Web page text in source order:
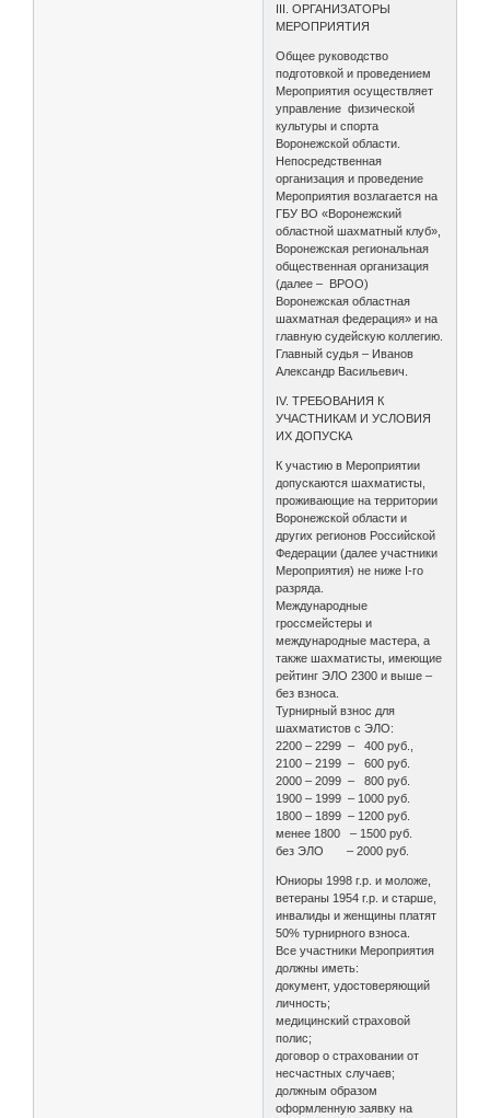
III. ОРГАНИЗАТОРЫ
МЕРОПРИЯТИЯ
Общее руководство
подготовкой и проведением
Мероприятия осуществляет
управление физической
культуры и спорта
Воронежской области.
Непосредственная
организация и проведение
Мероприятия возлагается на
ГБУ ВО «Воронежский
областной шахматный клуб»,
Воронежская региональная
общественная организация
(далее – ВРОО)
Воронежская областная
шахматная федерация» и на
главную судейскую коллегию.
Главный судья – Иванов
Александр Васильевич.
IV. ТРЕБОВАНИЯ К
УЧАСТНИКАМ И УСЛОВИЯ
ИХ ДОПУСКА
К участию в Мероприятии
допускаются шахматисты,
проживающие на территории
Воронежской области и
других регионов Российской
Федерации (далее участники
Мероприятия) не ниже I-го
разряда.
Международные
гроссмейстеры и
международные мастера, а
также шахматисты, имеющие
рейтинг ЭЛО 2300 и выше –
без взноса.
Турнирный взнос для
шахматистов с ЭЛО:
2200 – 2299 – 400 руб.,
2100 – 2199 – 600 руб.
2000 – 2099 – 800 руб.
1900 – 1999 – 1000 руб.
1800 – 1899 – 1200 руб.
менее 1800 – 1500 руб.
без ЭЛО – 2000 руб.
Юниоры 1998 г.р. и моложе,
ветераны 1954 г.р. и старше,
инвалиды и женщины платят
50% турнирного взноса.
Все участники Мероприятия
должны иметь:
документ, удостоверяющий
личность;
медицинский страховой
полис;
договор о страховании от
несчастных случаев;
должным образом
оформленную заявку на